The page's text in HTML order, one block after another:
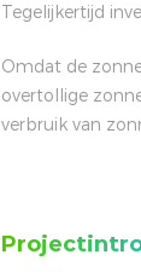
Tegelijkertijd
Omdat de
overtollige
verbruik van